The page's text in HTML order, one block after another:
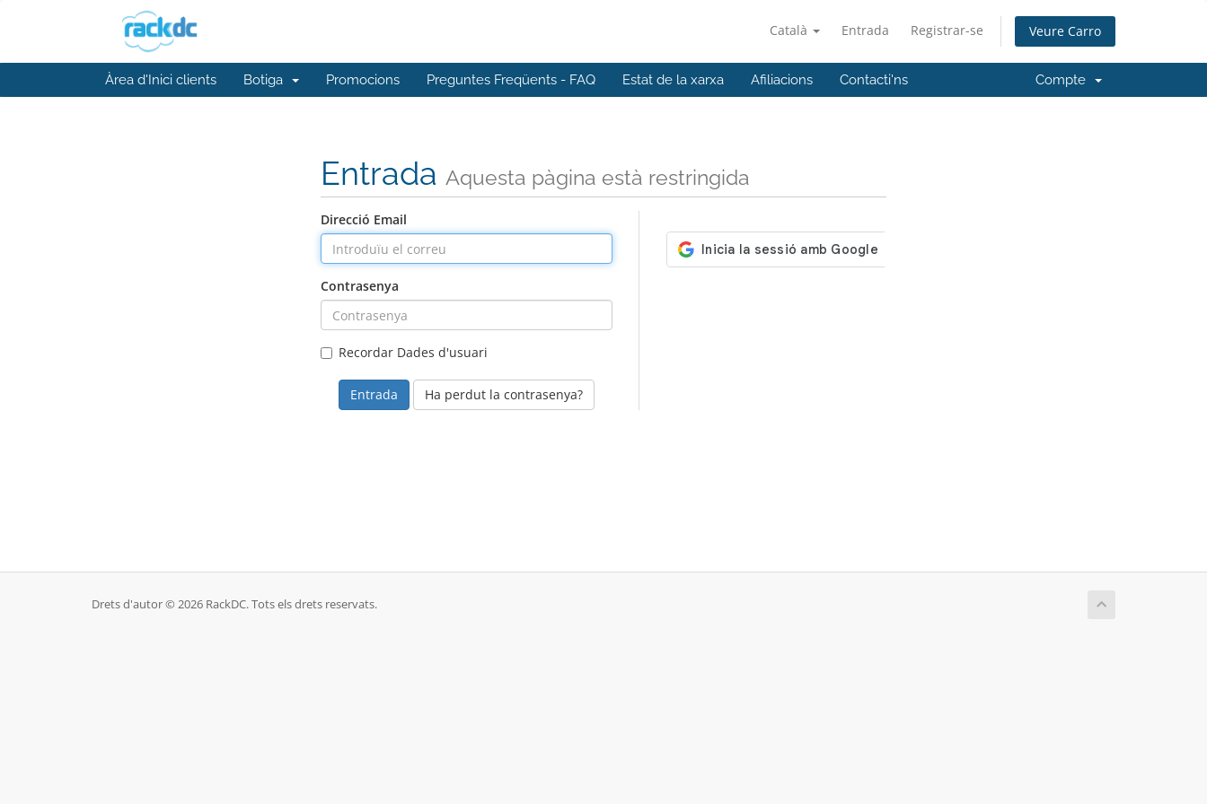
Català Entrada Registrar-se Veure Carro
Àrea d'Inici clients Botiga Promocions Preguntes Freqüents - FAQ Estat de la xarxa Afiliacions Contacti'ns Compte
Entrada Aquesta pàgina està restringida
Direcció Email
Contrasenya
Recordar Dades d'usuari
Ha perdut la contrasenya?
Drets d'autor © 2026 RackDC. Tots els drets reservats.